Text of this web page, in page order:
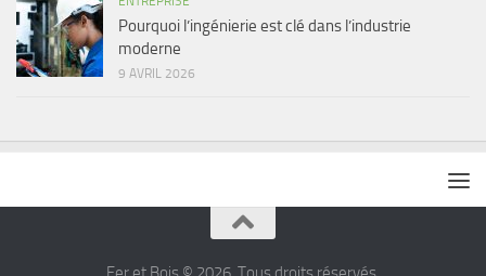
Pourquoi l’ingénierie est clé dans l’industrie
moderne
9 AVRIL 2026